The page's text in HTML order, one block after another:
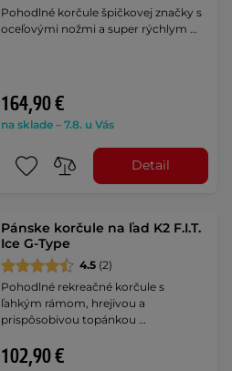
Pohodlné korčule špičkovej značky s
oceľovými nožmi a super rýchlym …
164,90 €
na sklade – 7.8. u Vás
Detail
Pánske korčule na ľad K2 F.I.T.
Ice G-Type
4.5 (2)
Pohodlné rekreačné korčule s
ľahkým rámom, hrejivou a
prispôsobivou topánkou …
102,90 €